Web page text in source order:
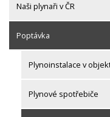
Naši plynaři v ČR
Poptávka
Plynoinstalace v
Plynové spotřebiče